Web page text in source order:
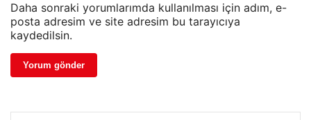
Daha sonraki yorumlarımda kullanılması için adım, e-
posta adresim ve site adresim bu tarayıcıya
kaydedilsin.